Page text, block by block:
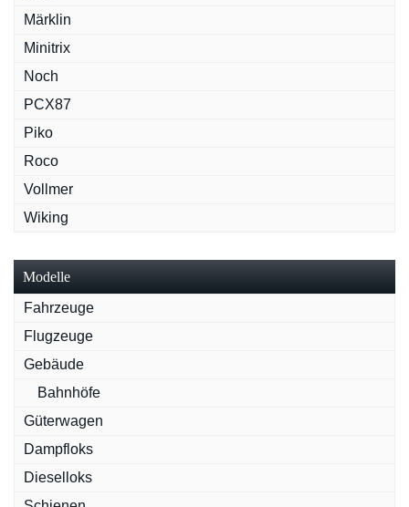
Märklin
Minitrix
Noch
PCX87
Piko
Roco
Vollmer
Wiking
Modelle
Fahrzeuge
Flugzeuge
Gebäude
Bahnhöfe
Güterwagen
Dampfloks
Dieselloks